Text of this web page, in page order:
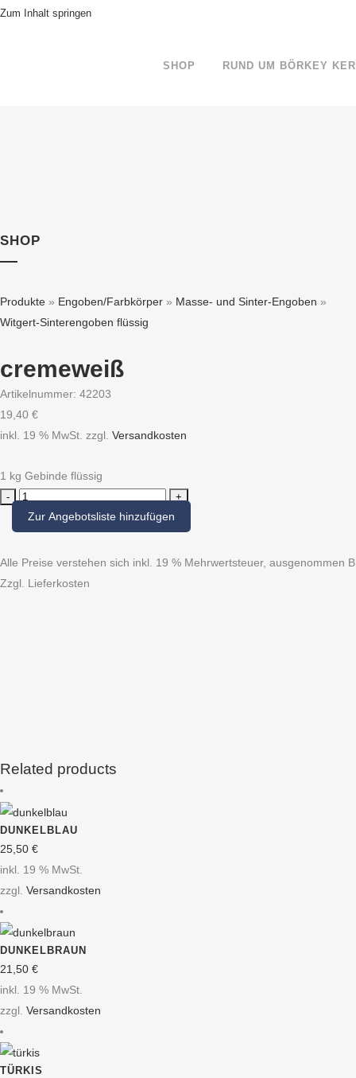
Zum Inhalt springen
SHOP RUND UM BÖRKEY
SHOP
Produkte » Engoben/Farbkörper » Masse- und Sinter-Engoben »
Witgert-Sinterengoben flüssig
cremeweiß
Artikelnummer: 42203
19,40 €
inkl. 19 % MwSt. zzgl. Versandkosten
1 kg Gebinde flüssig
cremeweiß
quantityZur Angebotsliste hinzufügen
Alle Preise verstehen sich inkl. 19 % Mehrwertsteuer, ausgenommen
Zzgl. Lieferkosten
Related products
DUNKELBLAU
25,50 €
inkl. 19 % MwSt.
zzgl. Versandkosten
DUNKELBRAUN
21,50 €
inkl. 19 % MwSt.
zzgl. Versandkosten
TÜRKIS